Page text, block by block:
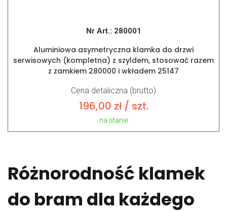
Nr Art.: 280001
Aluminiowa asymetryczna klamka do drzwi
serwisowych (kompletna) z szyldem, stosować razem
z zamkiem 280000 i wkładem 25147
Cena detaliczna (brutto)
196,00 zł/ szt.
na stanie
Różnorodność klamek
do bram dla każdego